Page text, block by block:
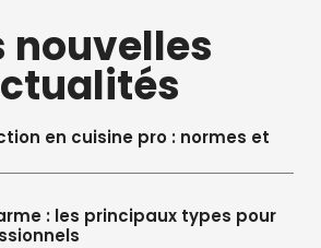
nouvelles
en cuisine pro : normes et
: les principaux types pour